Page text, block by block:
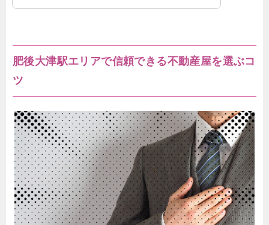
肥後大津駅エリアで信頼できる不動産屋を選ぶコ
ツ